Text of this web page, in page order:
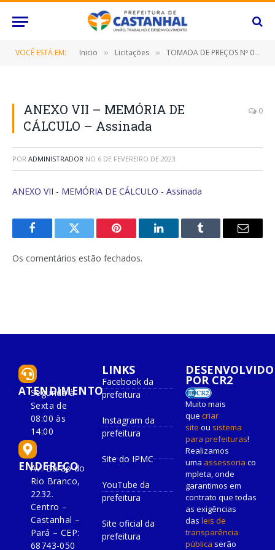
VOCÊ ESTÁ EM: Inicio » Licitações » TOMADA DE PREÇOS Nº 001/2023 (Contratação de empresa especializada para construção de quadra coberta no Bairro Santa Helena, neste Município de Castanhal/Pará)
ANEXO VII – MEMÓRIA DE
CÁLCULO – Assinada
0
POR ADMINISTRADOR NO 6 DE FEVEREIRO DE 2023
ANEXO VII - MEMÓRIA DE CÁLCULO - Assinada
FacebookTwitter Pinterest O
Tumblr
E-
Os comentários estão fechados.
ATENDIMENTO
Segunda à
Sexta de
08:00 às
14:00
ENDEREÇO
Av. Barão do
Rio Branco,
2232.
Centro –
Castanhal –
Pará – CEP:
68743-050
LINKS
Facebook da
prefeitura
Instagram da
prefeitura
Site do IPMC
YouTube da
prefeitura
Site oficial da
prefeitura
DESENVOLVIDO
POR CR2
Muito mais
que criar
site ou sistema
para prefeituras!
Realizamos
uma assessoria co
mpleta, onde
garantimos em
contrato que todas
as exigências
das leis de
transparência
pública serão